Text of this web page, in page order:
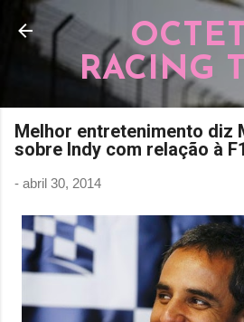
Pular para o conteúdo
RACING
Melhor entretenimento diz
sobre Indy com relação à F1
- abril 30, 2014